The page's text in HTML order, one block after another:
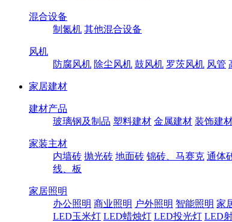
混合设备
制氮机 其他混合设备
风机
防腐风机 除尘风机 鼓风机 罗茨风机 风管
家居建材
建材产品
玻璃钢及制品 塑料建材 金属建材 装饰建
家装主材
内墙砖 抛光砖 地面砖 锦砖、马赛克 通体
线、板
家居照明
办公照明 商业照明 户外照明 智能照明 家
LED玉米灯 LED蜡烛灯 LED投光灯 LED